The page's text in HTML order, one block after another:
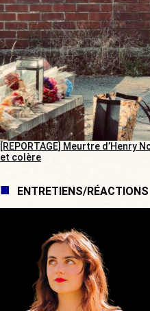
[REPORTAGE] Meurtre d’Henry
et colère
ENTRETIENS/RÉACTIONS